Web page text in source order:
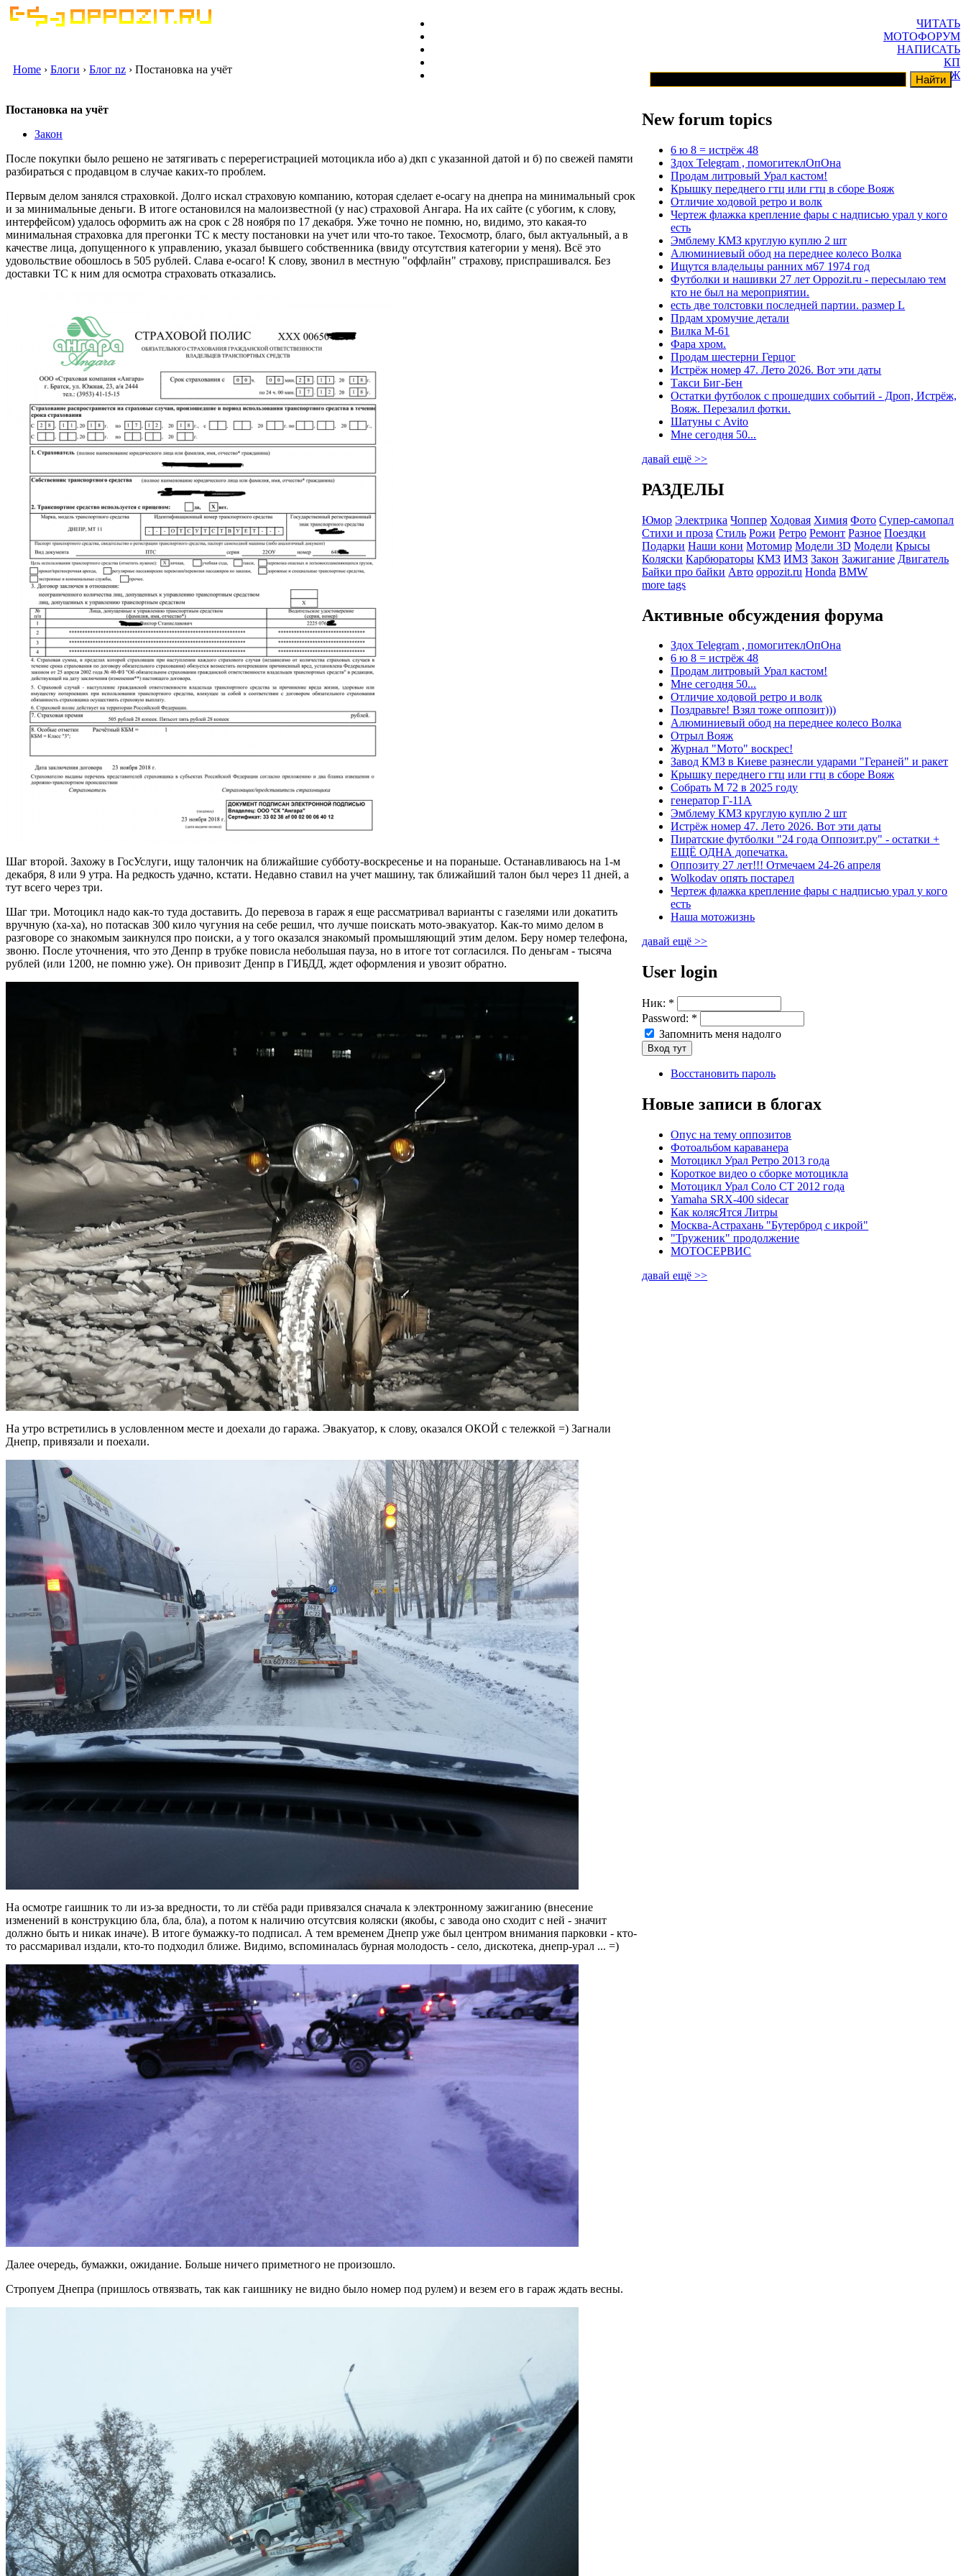
ЧИТАТЬ
МОТОФОРУМ
НАПИСАТЬ
КП
ГАРАЖ
Home › Блоги › Блог nz › Постановка на учёт
Постановка на учёт
Закон
После покупки было решено не затягивать с перерегистрацией мотоцикла ибо а) дкп с указанной датой и б) по свежей памяти
разбираться с продавцом в случае каких-то проблем.
Первым делом занялся страховкой. Долго искал страховую компанию, которая сделает е-осагу на днепра на минимальный срок
и за минимальные деньги. В итоге остановился на малоизвестной (у нас) страховой Ангара. На их сайте (с убогим, к слову,
интерфейсом) удалось оформить аж на срок с 28 ноября по 17 декабря. Уже точно не помню, но, видимо, это какая-то
минимальная страховка для прегонки ТС к месту постановки на учет или что-то такое. Техосмотр, благо, был актуальный, а в
качестве лица, допущенного к управлению, указал бывшего собственника (ввиду отсутствия категории у меня). Всё это
удовольствие обошлось в 505 рублей. Слава е-осаго! К слову, звонил в местную "оффлайн" страхову, приспрашивался. Без
доставки ТС к ним для осмотра страховать отказались.
Шаг второй. Захожу в ГосУслуги, ищу талончик на ближайшие субботу-воскресенье и на пораньше. Останавливаюсь на 1-м
декабря, 8 или 9 утра. На редкость удачно, кстати. Недавно ставил на учет машину, так ближайший талон был через 11 дней, а
тут всего через три.
Шаг три. Мотоцикл надо как-то туда доставить. До перевоза в гараж я еще рассматривал варианты с газелями или докатить
вручную (ха-ха), но потаскав 300 кило чугуния на себе решил, что лучше поискать мото-эвакуатор. Как-то мимо делом в
разговоре со знакомым заикнулся про поиски, а у того оказался знакомый промышляющий этим делом. Беру номер телефона,
звоню. После уточнения, что это Денпр в трубке повисла небольшая пауза, но в итоге тот согласился. По деньгам - тысяча
рублей (или 1200, не помню уже). Он привозит Денпр в ГИБДД, ждет оформления и увозит обратно.
На утро встретились в условленном месте и доехали до гаража. Эвакуатор, к слову, оказался ОКОЙ с тележкой =) Загнали
Днепр, привязали и поехали.
На осмотре гаишник то ли из-за вредности, то ли стёба ради привязался сначала к электронному зажиганию (внесение
изменений в конструкцию бла, бла, бла), а потом к наличию отсутсвия коляски (якобы, с завода оно сходит с ней - значит
должно быть и никак иначе). В итоге бумажку-то подписал. А тем временем Днепр уже был центром внимания парковки - кто-
то рассмаривал издали, кто-то подходил ближе. Видимо, вспоминалась бурная молодость - село, дискотека, днепр-урал ... =)
Далее очередь, бумажки, ожидание. Больше ничего приметного не произошло.
Стропуем Днепра (пришлось отвязвать, так как гаишнику не видно было номер под рулем) и везем его в гараж ждать весны.
New forum topics
6 ю 8 = истрёж 48
Здох Telegram , помогитеклОпОна
Продам литровый Урал кастом!
Крышку переднего гтц или гтц в сборе Вояж
Отличие ходовой ретро и волк
Чертеж флажка крепление фары с надписью урал у кого
есть
Эмблему КМЗ круглую куплю 2 шт
Алюминиевый обод на переднее колесо Волка
Ищутся владельцы ранних м67 1974 год
Футболки и нашивки 27 лет Oppozit.ru - пересылаю тем
кто не был на мероприятии.
есть две толстовки последней партии. размер L
Прдам хромучие детали
Вилка М-61
Фара хром.
Продам шестерни Герцог
Истрёж номер 47. Лето 2026. Вот эти даты
Такси Биг-Бен
Остатки футболок с прошедших событий - Дроп, Истрёж,
Вояж. Перезалил фотки.
Шатуны с Avito
Мне сегодня 50...
давай ещё >>
РАЗДЕЛЫ
Юмор Электрика Чоппер Ходовая Химия Фото Супер-самопал
Стихи и проза Стиль Рожи Ретро Ремонт Разное Поездки
Подарки Наши кони Мотомир Модели 3D Модели Крысы
Коляски Карбюраторы КМЗ ИМЗ Закон Зажигание Двигатель
Байки про байки Авто oppozit.ru Honda BMW
more tags
Активные обсуждения форума
Здох Telegram , помогитеклОпОна
6 ю 8 = истрёж 48
Продам литровый Урал кастом!
Мне сегодня 50...
Отличие ходовой ретро и волк
Поздравьте! Взял тоже оппозит)))
Алюминиевый обод на переднее колесо Волка
Отрыл Вояж
Журнал "Мото" воскрес!
Завод КМЗ в Киеве разнесли ударами "Гераней" и ракет
Крышку переднего гтц или гтц в сборе Вояж
Собрать М 72 в 2025 году
генератор Г-11А
Эмблему КМЗ круглую куплю 2 шт
Истрёж номер 47. Лето 2026. Вот эти даты
Пиратские футболки "24 года Оппозит.ру" - остатки +
ЕЩЁ ОДНА допечатка.
Оппозиту 27 лет!!! Отмечаем 24-26 апреля
Wolkodav опять постарел
Чертеж флажка крепление фары с надписью урал у кого
есть
Наша мотожизнь
давай ещё >>
User login
Ник: *
Password: *
Запомнить меня надолго
Восстановить пароль
Новые записи в блогах
Опус на тему оппозитов
Фотоальбом караванера
Мотоцикл Урал Ретро 2013 года
Короткое видео о сборке мотоцикла
Мотоцикл Урал Соло СТ 2012 года
Yamaha SRX-400 sidecar
Как колясЯтся Литры
Москва-Астрахань "Бутерброд с икрой"
"Труженик" продолжение
МОТОСЕРВИС
давай ещё >>